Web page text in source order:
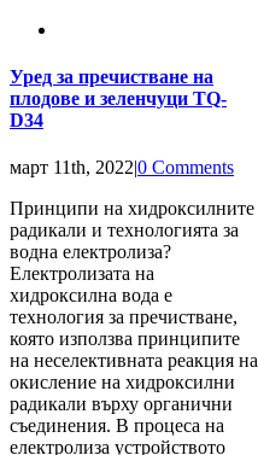
Уред за пречистване на
плодове и зеленчуци TQ-
D34
март 11th, 2022|0 Comments
Принципи на хидроксилните
радикали и технологията за
водна електролиза?
Електролизата на
хидроксилна вода е
технология за пречистване,
която използва принципите
на неселективната реакция на
окисление на хидроксилни
радикали върху органични
съединения. В процеса на
електролиза устройството